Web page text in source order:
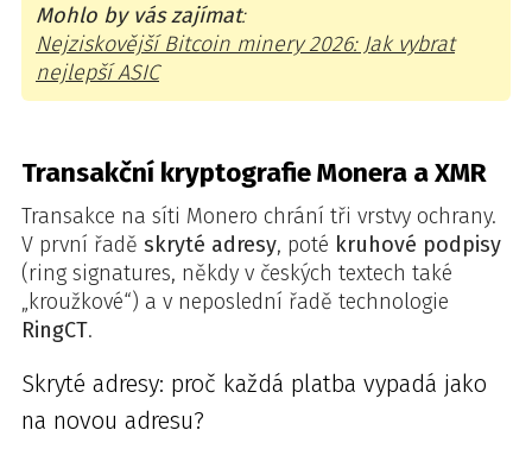
Mohlo by vás zajímat:
Nejziskovější Bitcoin minery 2026: Jak vybrat
nejlepší ASIC
Transakční kryptografie Monera a XMR
Transakce na síti Monero chrání tři vrstvy ochrany.
V první řadě skryté adresy, poté kruhové podpisy
(ring signatures, někdy v českých textech také
„kroužkové“) a v neposlední řadě technologie
RingCT.
Skryté adresy: proč každá platba vypadá jako
na novou adresu?